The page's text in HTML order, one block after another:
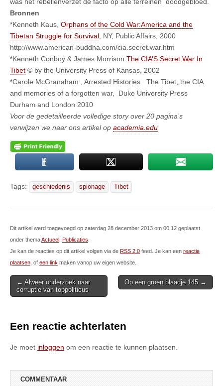
Bronnen
*Kenneth Kaus, Orphans of the Cold War:America and the
Tibetan Struggle for Survival , NY, Public Affairs, 2000
http://www.american-buddha.com/cia.secret.war.htm
*Kenneth Conboy & James Morrison The CIA’S Secret War In
Tibet © by the University Press of Kansas, 2002
*Carole McGranaham , Arrested Histories The Tibet, the CIA
and memories of a forgotten war, Duke University Press
Durham and London 2010
Voor de gedetailleerde volledige story over 20 pagina’s
verwijzen we naar ons artikel op academia.edu
Tags: geschiedenis spionage Tibet
Dit artikel werd toegevoegd op zaterdag 28 december 2013 om 00:12 geplaatst
onder themaActueel Publicaties
Je kan de reacties op dit artikel volgen via de RSS 2.0 feed. Je kan een reactie
plaatsen , of een link maken vanop uw eigen website.
Post
navigation
← Alweer onderzoek naar
corruptie van toppoliticus
Op een groen blaadje 145 →
Een reactie achterlaten
Je moet inloggen om een reactie te kunnen plaatsen.
COMMENTAAR